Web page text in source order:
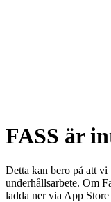
FASS är
Detta kan bero på att
underhållsarbete. Om
ladda ner via App